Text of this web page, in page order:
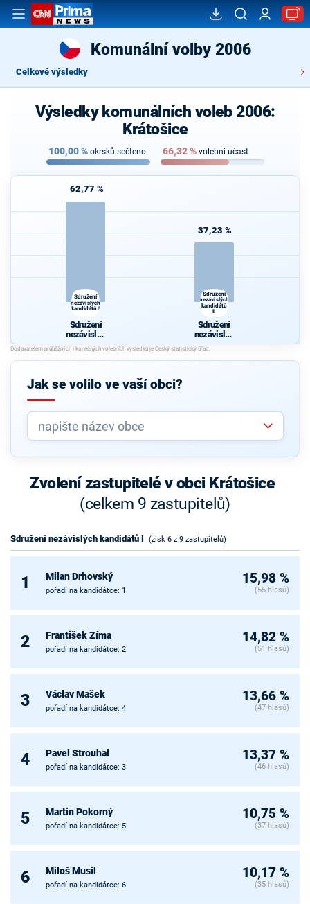
Komunální volby 2006
Celkové výsledky
Výsledky komunálních voleb 2006:
Krátošice
100,00% okrsků sečteno 66,32% volební účast
62,77 %
Sdružení
nezávislých
kandidátů I
Sdružení
nezávislýc
kandidátů I
37,23 %
Sdružení
nezávislých
kandidátů
II
Sdružení
nezávislýc
kandidátů
II
Jak se volilo ve vaší obci?
Zvolení zastupitelé v obci Krátošice
(celkem 9 zastupitelů)
Sdružení nezávislých kandidátů I (zisk 6 z 9 zastupitelů)
1 Milan Drhovský
pořadí na kandidátce: 1
15,98 %
(55 hlasů)
2 František Zíma
pořadí na kandidátce: 2
14,82 %
(51 hlasů)
3 Václav Mašek
pořadí na kandidátce: 4
13,66 %
(47 hlasů)
4 Pavel Strouhal
pořadí na kandidátce: 3
13,37 %
(46 hlasů)
5 Martin Pokorný
pořadí na kandidátce: 5
10,75 %
(37 hlasů)
6 Miloš Musil
pořadí na kandidátce: 6
10,17 %
(35 hlasů)